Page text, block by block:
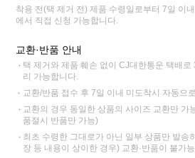
착용 전(택 제거 전) 제품 수령일로부터 7일 이
에서 직접 신청 가능합니다.
교환·반품 안내
택 제거와 제품 훼손 없이 CJ대한통운 택배로
리 가능합니다.
교환/반품 접수 후 7일 이내 미도착시 자동으
교환의 경우 동일한 상품의 사이즈 교환만 가
품절시 반품만 가능)
최초 수령한 그대로가 아닌 일부 상품만 발송
장 등 내용이 상이한 경우) 교환·반품이 불가